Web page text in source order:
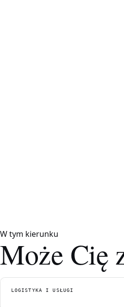
W tym kierunku
Może Cię
LOGISTYKA I USŁUGI